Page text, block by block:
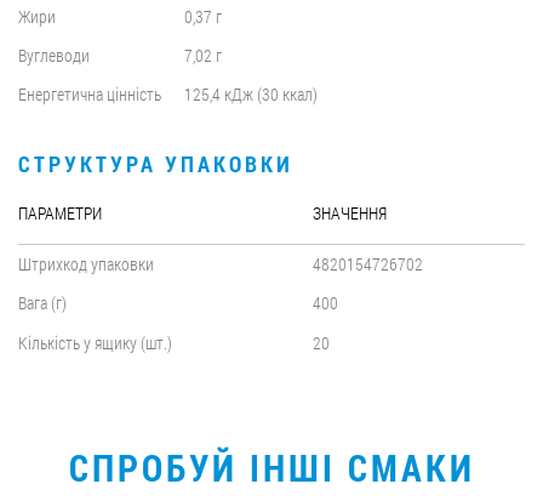
Жири
0,37 г
Вуглеводи
7,02 г
Енергетична цінність
125,4 кДж (30 ккал)
СТРУКТУРА УПАКОВКИ
ПАРАМЕТРИ ЗНАЧЕННЯ
Штрихкод упаковки
4820154726702
Вага (г)
400
Кількість у ящику (шт.)
20
СПРОБУЙ ІНШІ СМАКИ